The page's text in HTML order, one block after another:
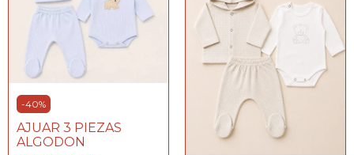
-40%
AJUAR 3 PIEZAS
ALGODON